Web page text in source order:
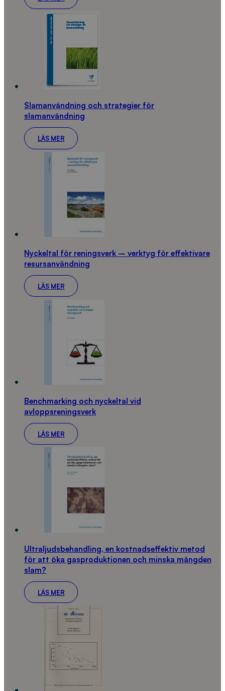
Slamanvändning och strategier för
slamanvändning
LÄS MER
Nyckeltal för reningsverk – verktyg för effektivare
resursanvändning
LÄS MER
Benchmarking och nyckeltal vid
avloppsreningsverk
LÄS MER
Ultraljudsbehandling, en kostnadseffektiv metod
för att öka gasproduktionen och minska mängden
slam?
LÄS MER